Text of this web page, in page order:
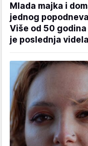
Mlada majka i
jednog
Više od 50
je poslednja